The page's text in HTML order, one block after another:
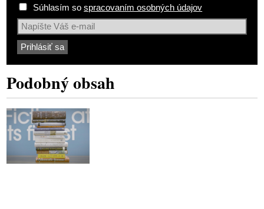
Súhlasím sospracovaním osobných údajov
Podobný obsah